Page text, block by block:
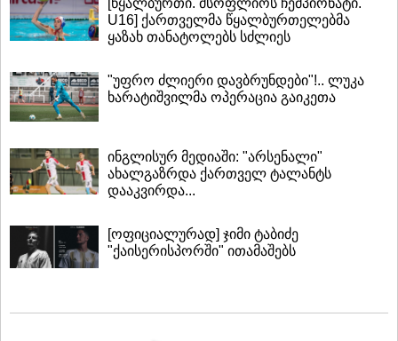
[წყალბურთი. მსოფლიოს ჩემპიონატი.
U16] ქართველმა წყალბურთელებმა
ყაზახ თანატოლებს სძლიეს
"უფრო ძლიერი დავბრუნდები"!.. ლუკა
ხარატიშვილმა ოპერაცია გაიკეთა
ინგლისურ მედიაში: "არსენალი"
ახალგაზრდა ქართველ ტალანტს
დააკვირდა...
[ოფიციალურად] ჯიმი ტაბიძე
"ქაისერისპორში" ითამაშებს